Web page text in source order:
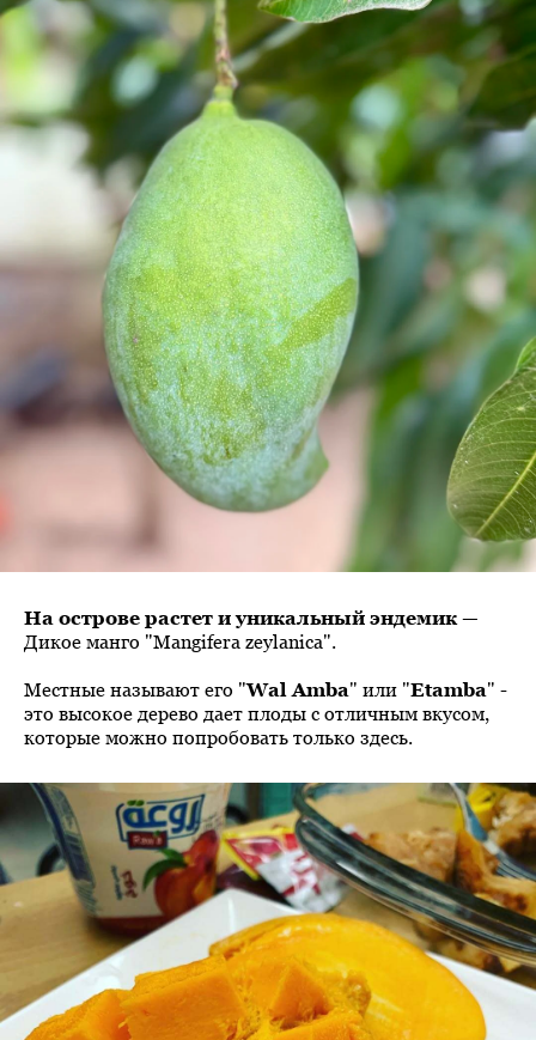
На острове растет и уникальный эндемик —
Дикое манго "Mangifera zeylanica".
Местные называют его "Wal Amba" или "Etamba" -
это высокое дерево дает плоды с отличным вкусом,
которые можно попробовать только здесь.